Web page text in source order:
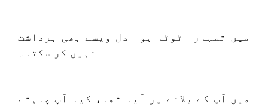
میں تمہارا ٹوٹا ہوا دل ویسے بھی برداشت
نہیں کر سکتا۔
میں آپ کے بلانے پر آیا تھا، کیا آپ چاہتے